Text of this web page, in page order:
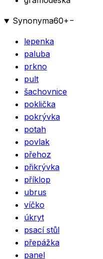
Synonyma60+−
lepenka
paluba
prkno
pult
šachovnice
poklička
pokrývka
potah
povlak
přehoz
přikrývka
příklop
ubrus
víčko
úkryt
psací stůl
přepážka
panel